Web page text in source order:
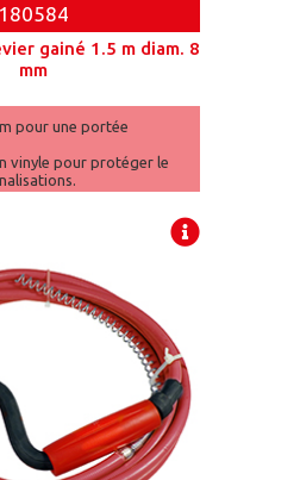
180584
gainé 1.5 m diam. 8
mm
pour une portée
vinyle pour protéger le
pour une